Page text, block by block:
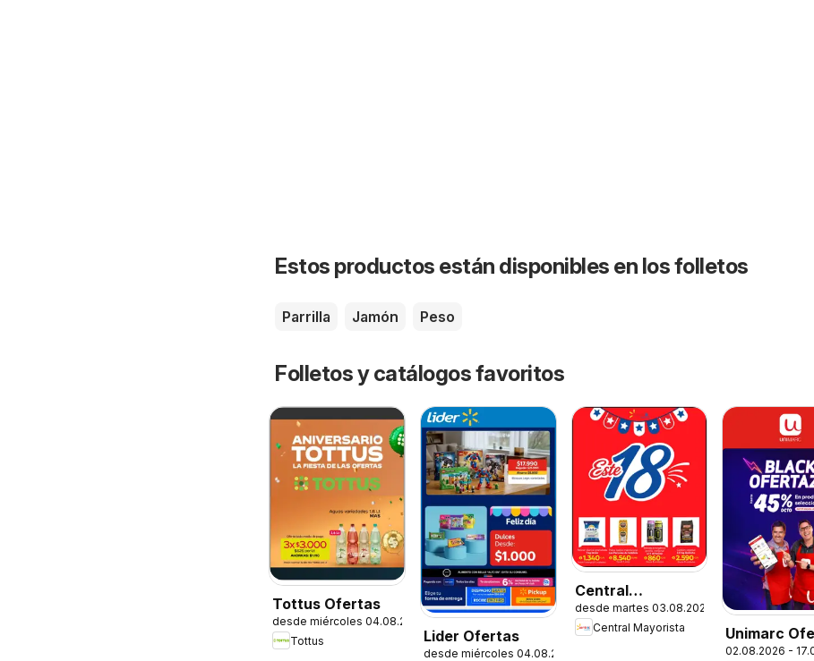
Estos productos están disponibles en los folletos
Parrilla Jamón Peso
Folletos y catálogos favoritos
Tottus Ofertas
desde miércoles 04.08.2026
Tottus
Lider Ofertas
desde miércoles 04.08.2026
Central
Mayorista
Ofertas
desde martes 03.08.2026
Central Mayorista
Unimarc
02.08.2026 -